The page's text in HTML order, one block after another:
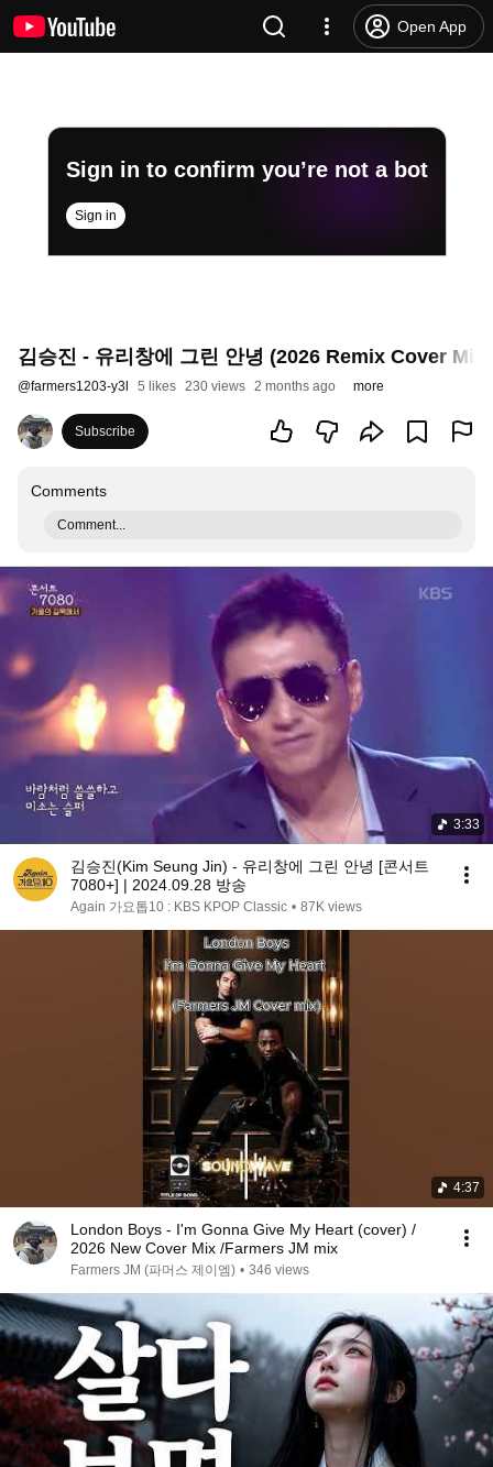
Open App
Sign in to confirm you’re not a bot
Sign in
김승진 - 유리창에 그린 안녕 (2026 Remix Cover
@farmers1203-y3l 5 likes 230 views 2 months ago more
Subscribe
Comments
Comment...
3:33
김승진(Kim Seung Jin) - 유리창에 그린 안녕 [콘서트
7080+] | 2024.09.28 방송
Again 가요톱10 : KBS KPOP Classic • 87K views
4:37
London Boys - I'm Gonna Give My Heart (cover) /
2026 New Cover Mix /Farmers JM mix
Farmers JM (파머스 제이엠) • 346 views